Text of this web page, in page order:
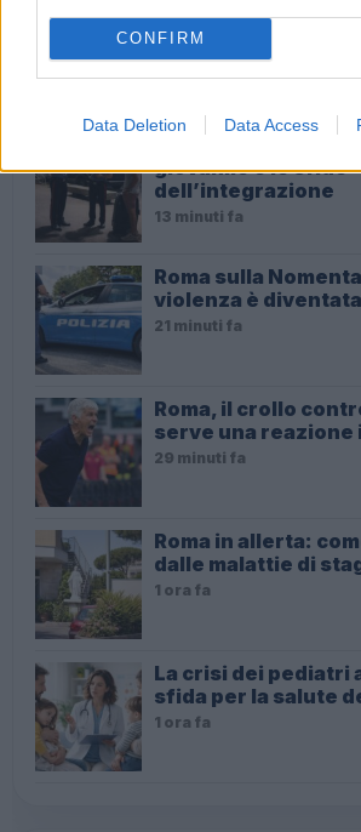
CONFIRM
Data Deletion Data Access
ULTIME NOTIZIE
giovanile e le sfide
dell’integrazione
13 minuti fa
Roma sulla
violenza è
21 minuti fa
Roma, il crollo
serve una reazione
29 minuti fa
Roma in allerta:
dalle malattie di
1 ora fa
La crisi dei pediatri
sfida per la salute
1 ora fa